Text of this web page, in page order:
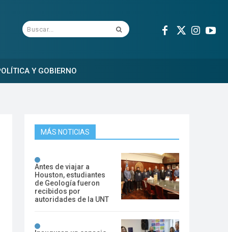
Buscar...
Y GOBIERNO
MÁS NOTICIAS
Antes de viajar a
Houston, estudiantes
de Geología fueron
recibidos por
autoridades de la UNT